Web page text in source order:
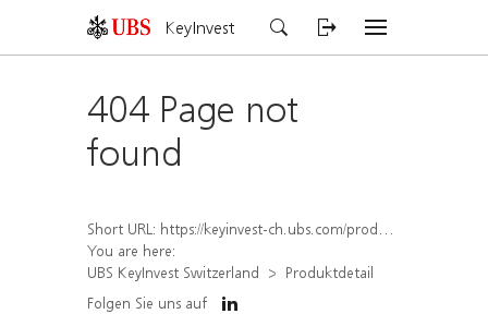
KeyInvest
404 Page not
found
Short URL: https://keyinvest-ch.ubs.com/produkt/detail/index/isin/CH1562162094
You are here:
UBS KeyInvest Switzerland
Produktdetail
Folgen Sie uns auf